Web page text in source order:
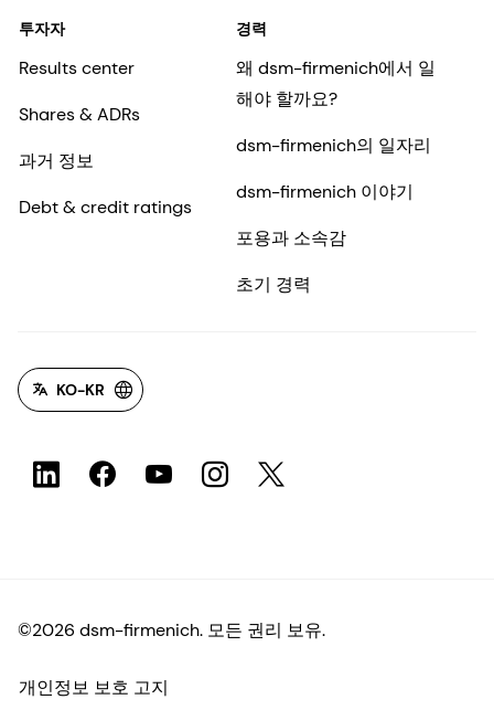
투자자
Results center
Shares & ADRs
과거 정보
Debt & credit ratings
경력
왜 dsm-firmenich에서 일
해야 할까요?
dsm-firmenich의 일자리
dsm-firmenich 이야기
포용과 소속감
초기 경력
KO-KR
©2026 dsm-firmenich. 모든 권리 보유.
개인정보 보호 고지